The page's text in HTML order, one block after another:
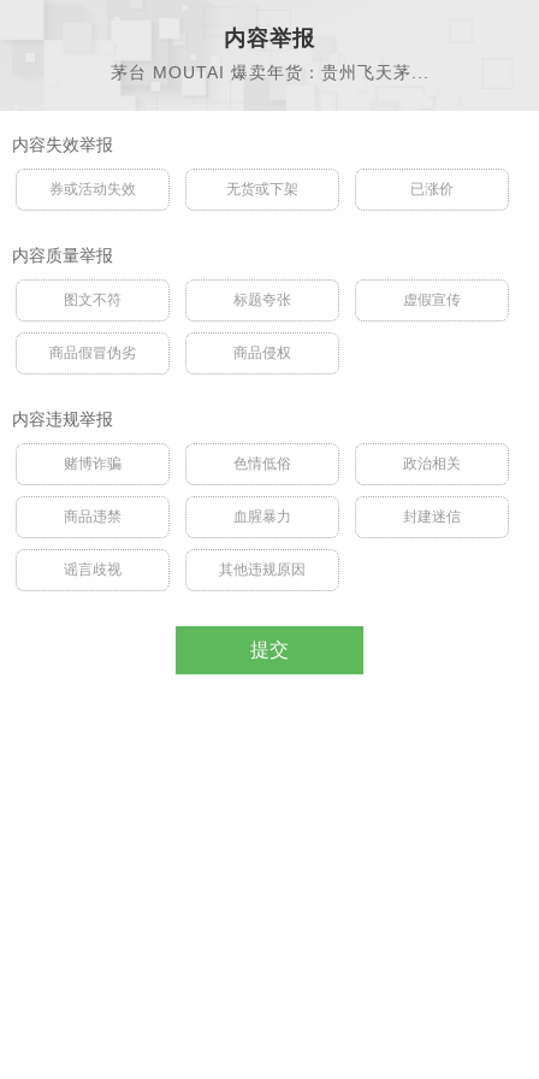
内容举报
茅台 MOUTAI 爆卖年货：贵州飞天茅...
内容失效举报
券或活动失效 无货或下架 已涨价
内容质量举报
图文不符 标题夸张 虚假宣传
商品假冒伪劣 商品侵权
内容违规举报
赌博诈骗 色情低俗 政治相关
商品违禁 血腥暴力 封建迷信
谣言歧视 其他违规原因
提交